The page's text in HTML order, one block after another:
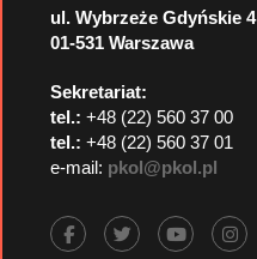
ul. Wybrzeże Gdyńskie 4
01-531 Warszawa
Sekretariat:
tel.: +48 (22) 560 37 00
tel.: +48 (22) 560 37 01
e-mail: pkol@pkol.pl